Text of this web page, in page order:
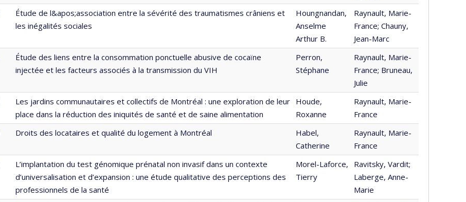
Étude de l&apos;association entre la sévérité des traumatismes crâniens et
les inégalités sociales
Houngnandan,
Anselme
Arthur B.
Raynault, Marie-
France; Chauny,
Jean-Marc
Étude des liens entre la consommation ponctuelle abusive de cocaïne
injectée et les facteurs associés à la transmission du VIH
Perron,
Stéphane
Raynault, Marie-
France; Bruneau,
Julie
Les jardins communautaires et collectifs de Montréal : une exploration de leur
place dans la réduction des iniquités de santé et de saine alimentation
Houde,
Roxanne
Raynault, Marie-
France
Droits des locataires et qualité du logement à Montréal
Habel,
Catherine
Raynault, Marie-
France
L’implantation du test génomique prénatal non invasif dans un contexte
d’universalisation et d’expansion : une étude qualitative des perceptions des
professionnels de la santé
Morel-Laforce,
Tierry
Ravitsky, Vardit;
Laberge, Anne-
Marie